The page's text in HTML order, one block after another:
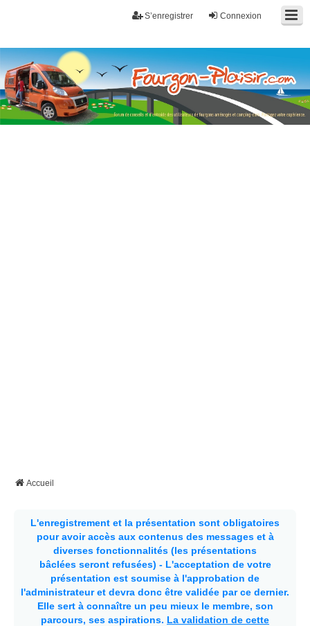
Connexion
S’enregistrer
Fourgon-plaisir.com
Forum de conseils et d'entraide des utilisateurs de fourgons, fourgons
aménagés, vans et de camping-car. Partagez votre expérience.
Accueil
L'enregistrement et la présentation sont obligatoires
pour avoir accès aux contenus des messages et à
diverses fonctionnalités (les présentations
bâclées seront refusées) - L'acceptation de votre
présentation est soumise à l'approbation de
l'administrateur et devra donc être validée par ce dernier.
Elle sert à connaître un peu mieux le membre, son
parcours, ses aspirations. La validation de cette